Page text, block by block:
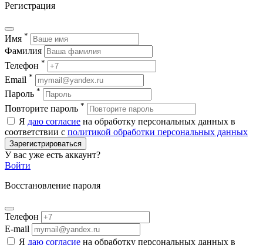
Регистрация
Имя *
Фамилия
Телефон *
Email *
Пароль *
Повторите пароль *
Я даю согласие на обработку персональных данных в
соответствии с политикой обработки персональных данных
Зарегистрироваться
У вас уже есть аккаунт?
Войти
Восстановление пароля
Телефон
E-mail
Я даю согласие на обработку персональных данных в